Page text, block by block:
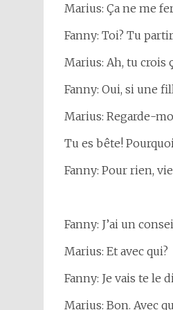
Marius: Ça ne me
Fanny: Toi? Tu
Marius: Ah, tu crois
Fanny: Oui, si une
Marius: Regarde-
Tu es bête!
Fanny: Pour rien,
Fanny: J’ai un
Marius: Et avec qui?
Fanny: Je vais te le
Marius: Bon. Avec